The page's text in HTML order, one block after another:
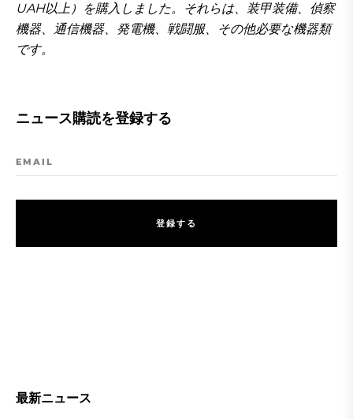
UAH以上）を購入しました。それらは、装甲装備、偵察
機器、通信機器、発電機、戦闘服、その他必要な機器類
です。
ニュース購読を登録する
EMAIL
登録す る
最新ニュース